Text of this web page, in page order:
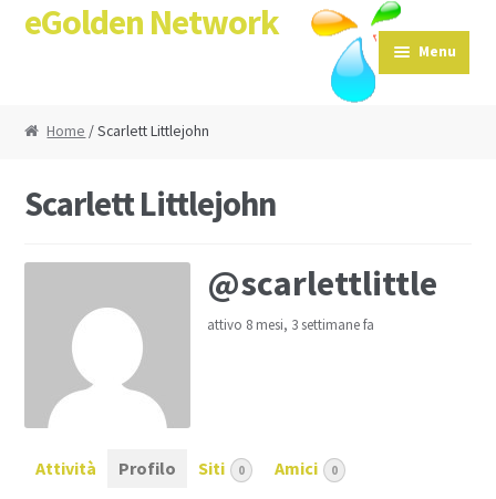
Skip to navigation
Skip to content
eGolden Network
Menu
Home / Scarlett Littlejohn
Scarlett Littlejohn
@scarlettlittle
attivo 8 mesi, 3 settimane fa
Attività Profilo Siti 0 Amici 0